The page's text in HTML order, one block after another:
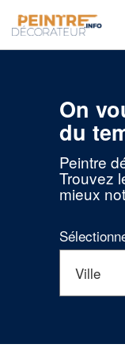
On
du
Peintre
Trouvez
mieux